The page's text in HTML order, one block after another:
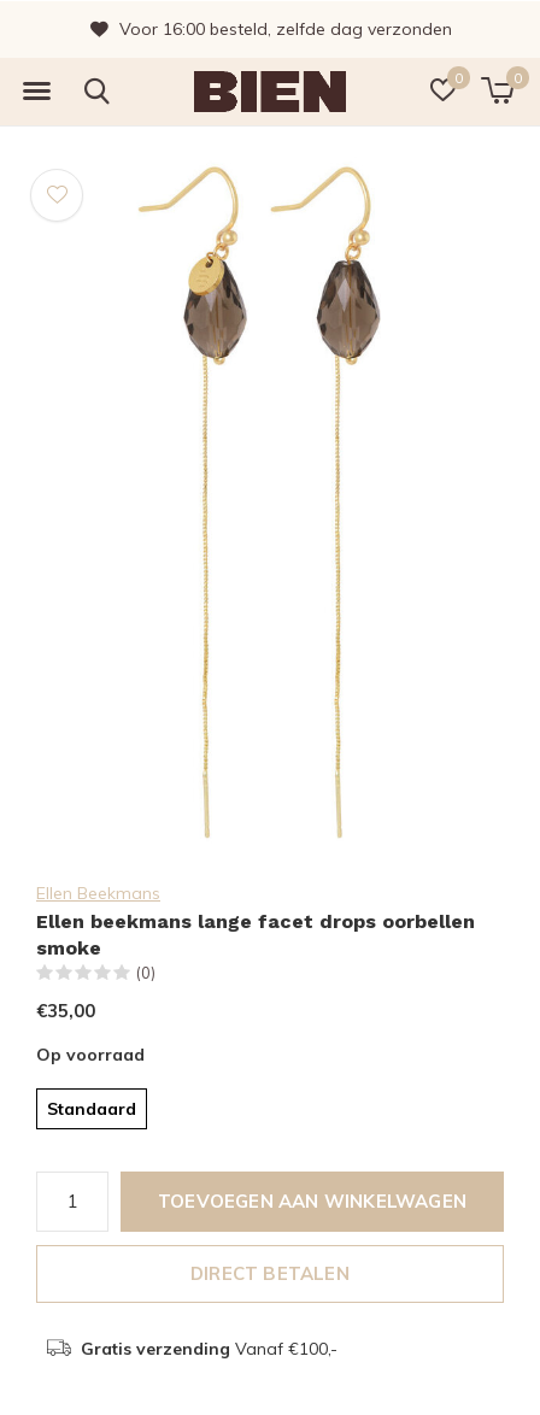
0 0
Voor 16:00 besteld, zelfde dag verzonden
Ellen Beekmans
Ellen beekmans lange facet drops oorbellen
smoke
(0)
€35,00
Op voorraad
Standaard
TOEVOEGEN AAN WINKELWAGEN
DIRECT BETALEN
Gratis verzending Vanaf €100,-